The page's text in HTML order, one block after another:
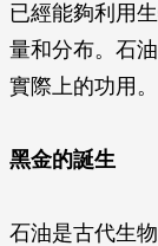
已經能夠利用
量和分布。石
實際上的功用。
黑金的誕生
石油是古代生